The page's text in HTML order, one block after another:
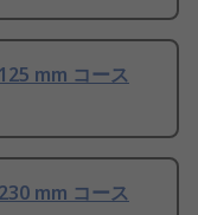
mm コース
mm コース